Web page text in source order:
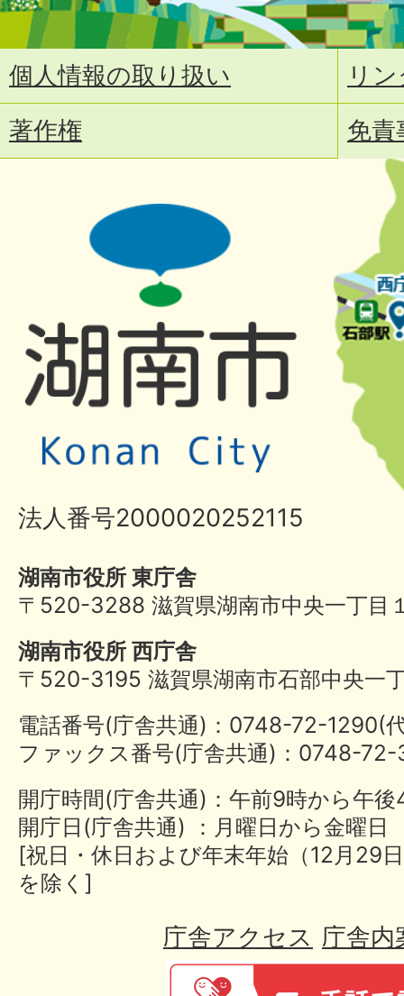
個人情報の取り扱い
リ
著作権
免責
法人番号2000020252115
湖南市役所 東庁舎
〒520-3288 滋賀県湖南市中央一丁目
湖南市役所 西庁舎
〒520-3195 滋賀県湖南市石部中央一
電話番号(庁舎共通)：0748-72-
ファックス番号(庁舎共通)：0748-
開庁時間(庁舎共通)：午前9時から午
開庁日(庁舎共通) ：月曜日から金曜日
[祝日・休日および年末年始（12月29
を除く]
庁舎アクセス 庁舎内